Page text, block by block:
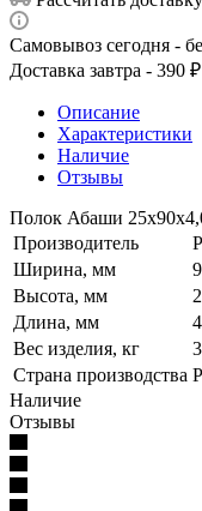
Самовывоз сегодня -
Доставка завтра - 390 ₽
Описание
Характеристики
Наличие
Отзывы
Полок Абаши
Производитель
Ширина, мм
Высота, мм
Длина, мм
Вес изделия, кг
Страна производства
Наличие
Отзывы